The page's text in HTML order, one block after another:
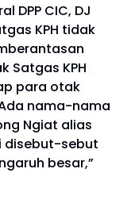
DPP CIC, DJ
KPH tidak
Satgas KPH
para otak
nama-nama
Ngiat alias
disebut-sebut
besar,”